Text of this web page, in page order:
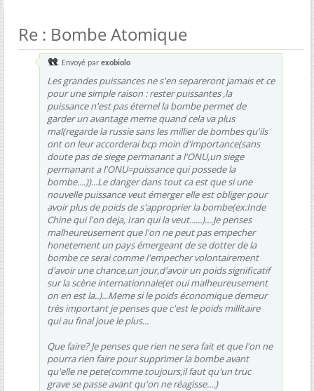
Re : Bombe Atomique
Envoyé par exobiolo
Les grandes puissances ne s'en separeront jamais et ce
pour une simple raison : rester puissantes ,la
puissance n'est pas éternel la bombe permet de
garder un avantage meme quand cela va plus
mal(regarde la russie sans les millier de bombes qu'ils
ont on leur accorderai bcp moin d'importance(sans
doute pas de siege permanant a l'ONU,un siege
permanant a l'ONU=puissance qui possede la
bombe....))...Le danger dans tout ca est que si une
nouvelle puissance veut émerger elle est obliger pour
avoir plus de poids de s'approprier la bombe(ex:Inde
Chine qui l'on deja, Iran qui la veut......)....Je penses
malheureusement que l'on ne peut pas empecher
honetement un pays émergeant de se dotter de la
bombe ce serai comme l'empecher volontairement
d'avoir une chance,un jour,d'avoir un poids significatif
sur la scène internationnale(et oui malheureusement
on en est la..)...Meme si le poids économique demeur
très important je penses que c'est le poids millitaire
qui au final joue le plus...
Que faire? Je penses que rien ne sera fait et que l'on ne
pourra rien faire pour supprimer la bombe avant
qu'elle ne pete(comme toujours,il faut qu'un truc
grave se passe avant qu'on ne réagisse....)